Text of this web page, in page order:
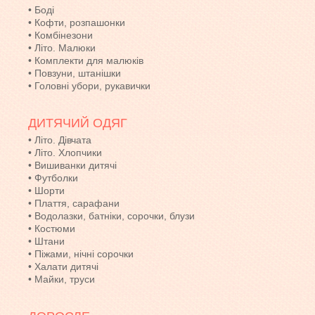
• Боді
• Кофти, розпашонки
• Комбінезони
• Літо. Малюки
• Комплекти для малюків
• Повзуни, штанішки
• Головні убори, рукавички
ДИТЯЧИЙ ОДЯГ
• Літо. Дівчата
• Літо. Хлопчики
• Вишиванки дитячі
• Футболки
• Шорти
• Плаття, сарафани
• Водолазки, батніки, сорочки, блузи
• Костюми
• Штани
• Піжами, нічні сорочки
• Халати дитячі
• Майки, труси